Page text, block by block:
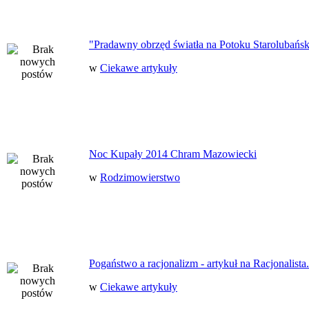
"Pradawny obrzęd światła na Potoku
w Ciekawe artykuły
Noc Kupały 2014 Chram Mazowiecki
w Rodzimowierstwo
Pogaństwo a racjonalizm - artykuł na
w Ciekawe artykuły